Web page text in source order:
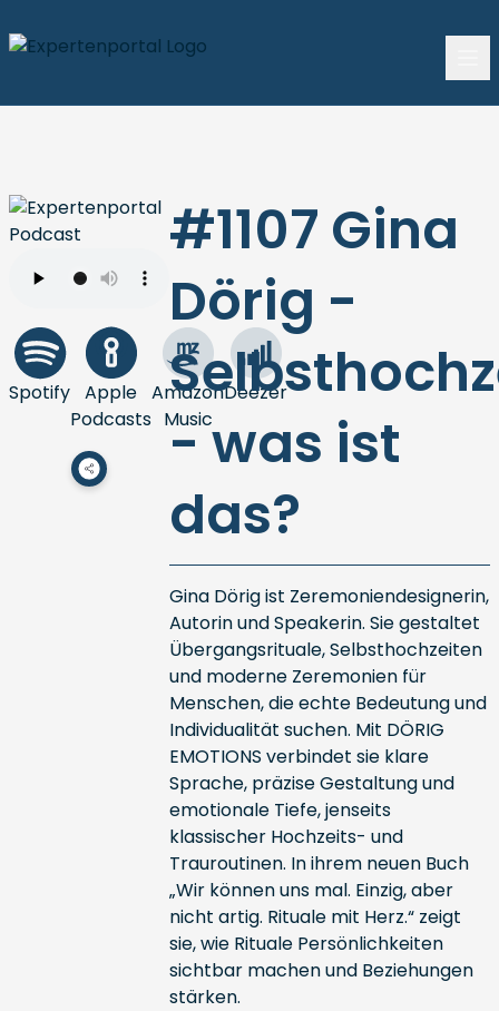
Spotify Apple
Podcasts
Amazon
Music
Deezer
#1107 Gina
Dörig -
- was ist
das?
Gina Dörig ist Zeremoniendesignerin,
Autorin und Speakerin. Sie gestaltet
Übergangsrituale, Selbsthochzeiten
und moderne Zeremonien für
Menschen, die echte Bedeutung und
Individualität suchen. Mit DÖRIG
EMOTIONS verbindet sie klare
Sprache, präzise Gestaltung und
emotionale Tiefe, jenseits
klassischer Hochzeits- und
Trauroutinen. In ihrem neuen Buch
„Wir können uns mal. Einzig, aber
nicht artig. Rituale mit Herz.“ zeigt
sie, wie Rituale Persönlichkeiten
sichtbar machen und Beziehungen
stärken.